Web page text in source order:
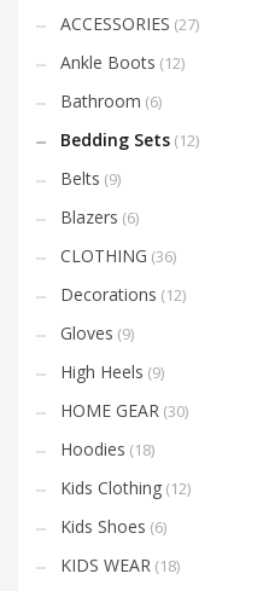
ACCESSORIES (27)
Ankle Boots (12)
Bathroom (6)
Bedding Sets (12)
Belts (9)
Blazers (6)
CLOTHING (36)
Decorations (12)
Gloves (9)
High Heels (9)
HOME GEAR (30)
Hoodies (18)
Kids Clothing (12)
Kids Shoes (6)
KIDS WEAR (18)